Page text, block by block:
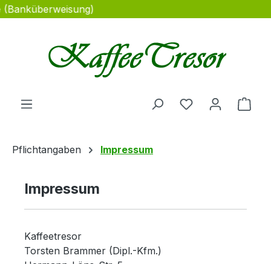
Zum Hauptinhalt springen
(Banküberweisung)
Du hast 0
Pflichtangaben Impressum
Impressum
Kaffeetresor
Torsten Brammer (Dipl.-Kfm.)